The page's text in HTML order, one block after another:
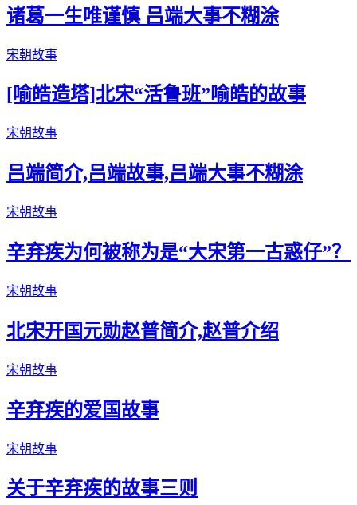
诸葛一生唯谨慎 吕端大事不糊涂
宋朝故事
[喻皓造塔]北宋“活鲁班”喻皓的故事
宋朝故事
吕端简介,吕端故事,吕端大事不糊涂
宋朝故事
辛弃疾为何被称为是“大宋第一古惑仔”？
宋朝故事
北宋开国元勋赵普简介,赵普介绍
宋朝故事
辛弃疾的爱国故事
宋朝故事
关于辛弃疾的故事三则